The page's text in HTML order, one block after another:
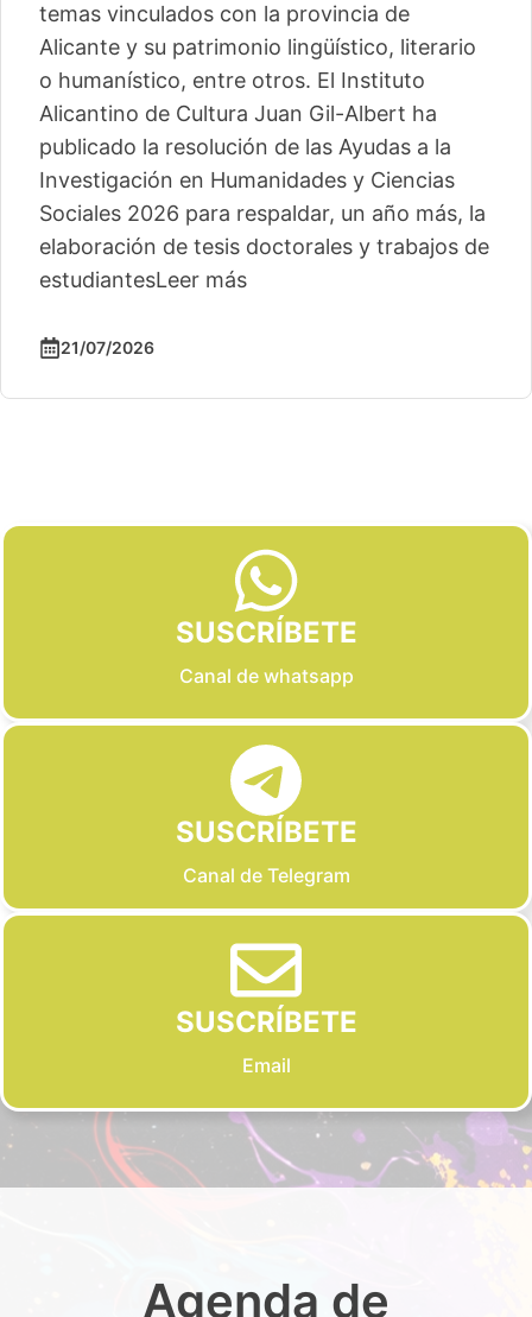
temas vinculados con la provincia de
Alicante y su patrimonio lingüístico, literario
o humanístico, entre otros. El Instituto
Alicantino de Cultura Juan Gil-Albert ha
publicado la resolución de las Ayudas a la
Investigación en Humanidades y Ciencias
Sociales 2026 para respaldar, un año más, la
elaboración de tesis doctorales y trabajos de
estudiantesLeer más
21/07/2026
SUSCRÍBETE
Canal de whatsapp
SUSCRÍBETE
Canal de Telegram
SUSCRÍBETE
Email
Agenda de